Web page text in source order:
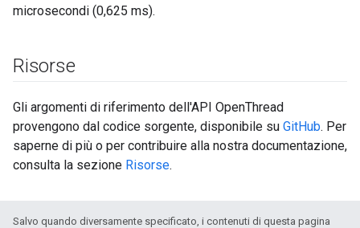
microsecondi (0,625 ms).
Risorse
Gli argomenti di riferimento dell'API OpenThread
provengono dal codice sorgente, disponibile su GitHub. Per
saperne di più o per contribuire alla nostra documentazione,
consulta la sezione Risorse.
Salvo quando diversamente specificato, i contenuti di questa pagina